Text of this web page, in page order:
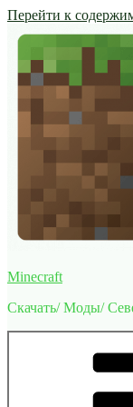
Перейти к
Minecraft
Скачать/ Моды/